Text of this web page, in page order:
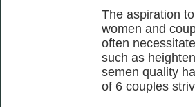
The aspiration
women and
often
such as
semen quality
of 6 couples